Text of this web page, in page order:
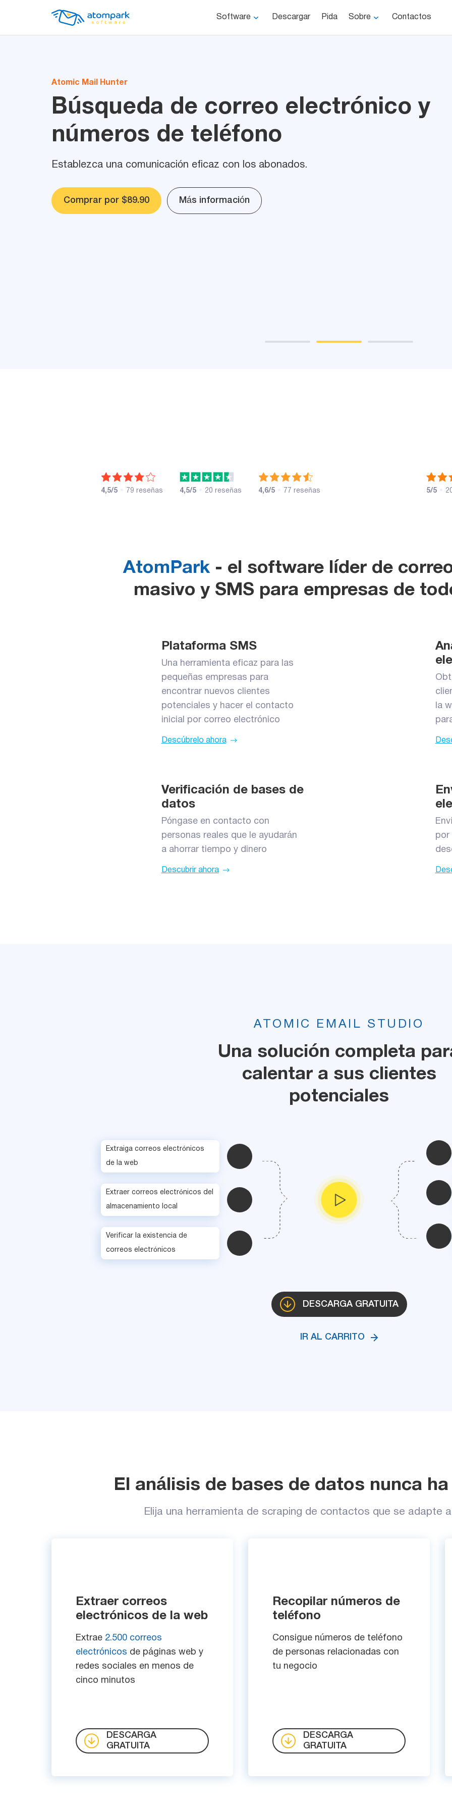
Software Descargar Pida Sobre Contactos
Atomic Mail Hunter
Búsqueda de correo electrónico y
números de teléfono
Establezca una comunicación eficaz con los abonados.
Comprar por $89.90 Más información
4,5/5 79 reseñas 4,5/5 20 reseñas 4,6/5 77 reseñas 5/5
AtomPark- el software líder de
masivo y SMS para empresas de
Plataforma SMS
Una herramienta eficaz para las
pequeñas empresas para
encontrar nuevos clientes
potenciales y hacer el contacto
inicial por correo electrónico
Descúbrelo ahora
la
Verificación de bases de
datos
Póngase en contacto con
personas reales que le ayudarán
a ahorrar tiempo y dinero
Descubrir ahora
por
ATOMIC EMAIL STUDIO
Una solución completa
calentar a sus clientes
potenciales
Extraiga correos electrónicos
de la web
Extraer correos electrónicos del
almacenamiento local
Verificar la existencia de
correos electrónicos
DESCARGA GRATUITA
IR AL CARRITO
El análisis de bases de datos nunca
Elija una herramienta de scraping de contactos que se adapte
Extraer correos
electrónicos de la web
Extrae 2.500 correos
electrónicos de páginas web y
redes sociales en menos de
cinco minutos
DESCARGA
GRATUITA
Recopilar números de
teléfono
Consigue números de teléfono
de personas relacionadas con
tu negocio
DESCARGA
GRATUITA